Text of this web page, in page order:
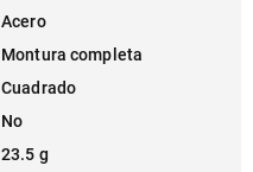
Acero
Montura completa
Cuadrado
No
23.5 g